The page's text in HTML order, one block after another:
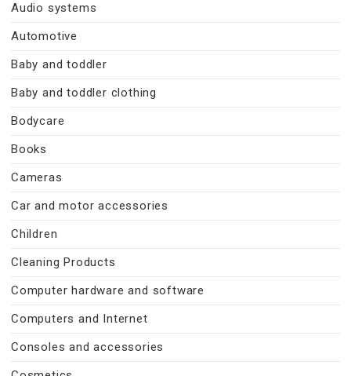
Audio systems
Automotive
Baby and toddler
Baby and toddler clothing
Bodycare
Books
Cameras
Car and motor accessories
Children
Cleaning Products
Computer hardware and software
Computers and Internet
Consoles and accessories